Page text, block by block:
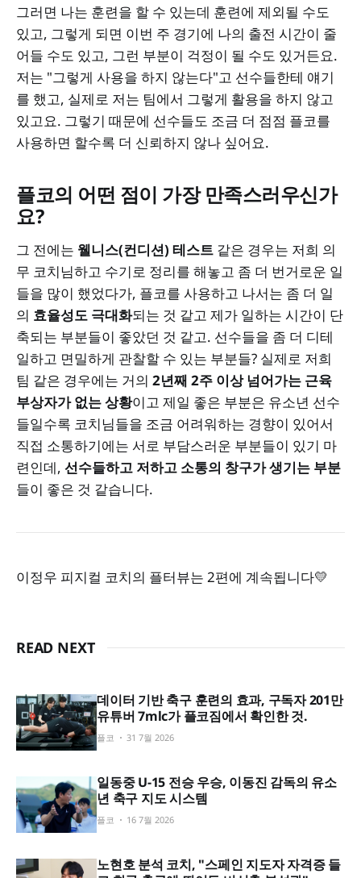
그러면 나는 훈련을 할 수 있는데 훈련에 제외될 수도
있고, 그렇게 되면 이번 주 경기에 나의 출전 시간이 줄
어들 수도 있고, 그런 부분이 걱정이 될 수도 있거든요.
저는 "그렇게 사용을 하지 않는다"고 선수들한테 얘기
를 했고, 실제로 저는 팀에서 그렇게 활용을 하지 않고
있고요. 그렇기 때문에 선수들도 조금 더 점점 플코를
사용하면 할수록 더 신뢰하지 않나 싶어요.
플코의 어떤 점이 가장 만족스러우신가
요?
그 전에는 웰니스(컨디션) 테스트 같은 경우는 저희 의
무 코치님하고 수기로 정리를 해놓고 좀 더 번거로운 일
들을 많이 했었다가, 플코를 사용하고 나서는 좀 더 일
의 효율성도 극대화되는 것 같고 제가 일하는 시간이 단
축되는 부분들이 좋았던 것 같고. 선수들을 좀 더 디테
일하고 면밀하게 관찰할 수 있는 부분들? 실제로 저희
팀 같은 경우에는 거의 2년째 2주 이상 넘어가는 근육
부상자가 없는 상황이고 제일 좋은 부분은 유소년 선수
들일수록 코치님들을 조금 어려워하는 경향이 있어서
직접 소통하기에는 서로 부담스러운 부분들이 있기 마
련인데, 선수들하고 저하고 소통의 창구가 생기는 부분
들이 좋은 것 같습니다.
이정우 피지컬 코치의 플터뷰는 2편에 계속됩니다💛
READ NEXT
데이터 기반 축구 훈련의 효과, 구독자 201만
유튜버 7mlc가 플코짐에서 확인한 것.
플코 31 7월 2026
일동중 U-15 전승 우승, 이동진 감독의 유소
년 축구 지도 시스템
플코 16 7월 2026
노현호 분석 코치, "스페인 지도자 자격증 들